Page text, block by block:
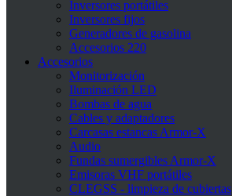
Inversores portátiles
Inversores fijos
Generadores de gasolina
Accesorios 220
Accesorios
Monitorización
Iluminación LED
Bombas de agua
Cables y adaptadores
Carcasas estancas Armor-X
Audio
Fundas sumergibles Armor-X
Emisoras VHF portátiles
CLEGSS - limpieza de cubiertas